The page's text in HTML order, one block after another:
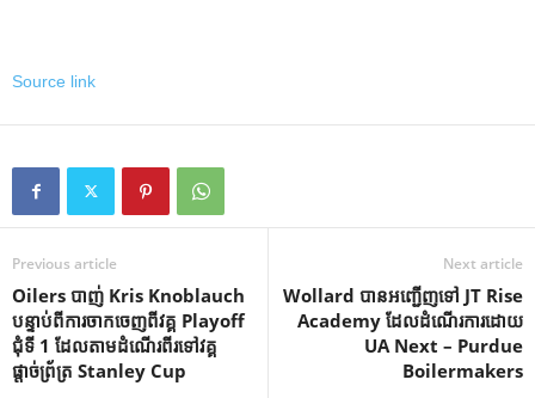
Source link
Previous article
Oilers បាញ់ Kris Knoblauch
បន្ទាប់ពីការចាកចេញពីវគ្គ Playoff
ជុំទី 1 ដែលតាមដំណើរពីរទៅវគ្គ
ផ្តាច់ព្រ័ត្រ Stanley Cup
Next article
Wollard បានអញ្ជើញទៅ JT Rise
Academy ដែលដំណើរការដោយ
UA Next – Purdue
Boilermakers